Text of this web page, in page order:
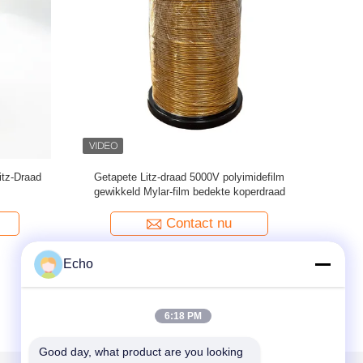
lijtz
4KV PET film Mylar Litz Wire Copper
Conductor Solid
Contact nu
Echo
6:18 PM
Good day, what product are you looking